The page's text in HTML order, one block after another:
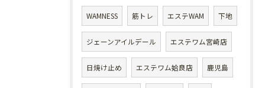
WAMNESS 筋トレ エステWAM 下地
ジェーンアイルデール エステワム宮崎店
日焼け止め エステワム姶良店 鹿児島